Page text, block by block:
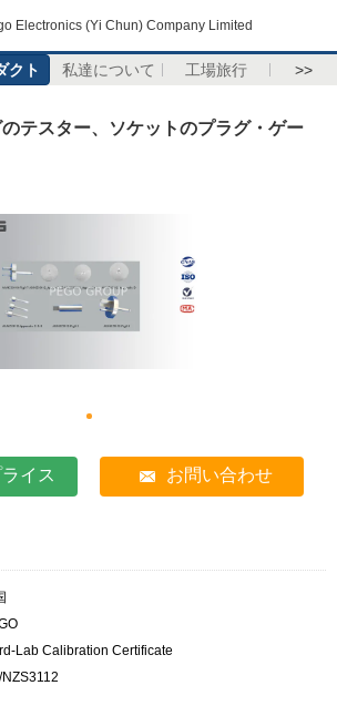
Electronics (Yi Chun) Company Limited
クト 私達について 工場旅行 >>
テスター、ソケットのプラグ・ゲー
イス お問い合わせ
Lab Calibration Certificate